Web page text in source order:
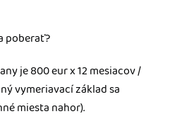
poberať?
je 800 eur x 12 mesiacov /
vymeriavací základ sa
miesta nahor).